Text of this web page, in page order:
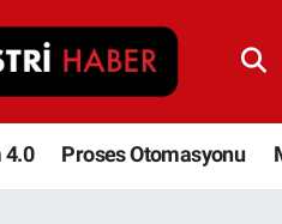
4.0 Proses Otomasyonu